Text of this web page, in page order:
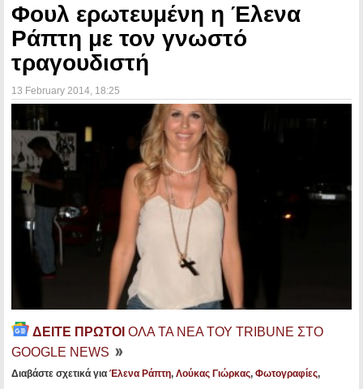
Φουλ ερωτευμένη η Έλενα
Ράπτη με τον γνωστό
τραγουδιστή
13 February 2014 , 18:25
ΔΕΙΤΕ ΠΡΩΤΟΙ ΟΛΑ ΤΑ ΝΕΑ ΤΟΥ TRIBUNE ΣΤΟ
GOOGLE NEWS
Διαβάστε σχετικά για Έλενα Ράπτη, Λούκας Γιώρκας, Φωτογραφίες,